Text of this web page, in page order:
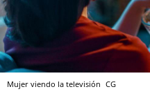
Mujer viendo la televisión CG